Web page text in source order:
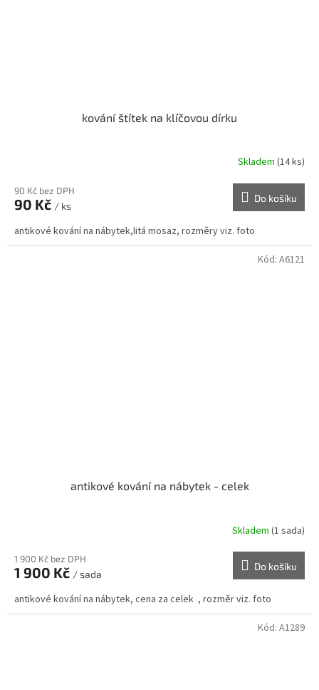
kování štítek na klíčovou dírku
Skladem (14 ks)
90 Kč bez DPH
90 Kč / ks
Do košíku
antikové kování na nábytek,litá mosaz, rozměry viz. foto
antikové kování na nábytek - celek
Skladem (1 sada)
1 900 Kč bez DPH
1 900 Kč / sada
Do košíku
antikové kování na nábytek, cena za celek , rozměr viz. foto
Kód: A6121
Kód: A1289